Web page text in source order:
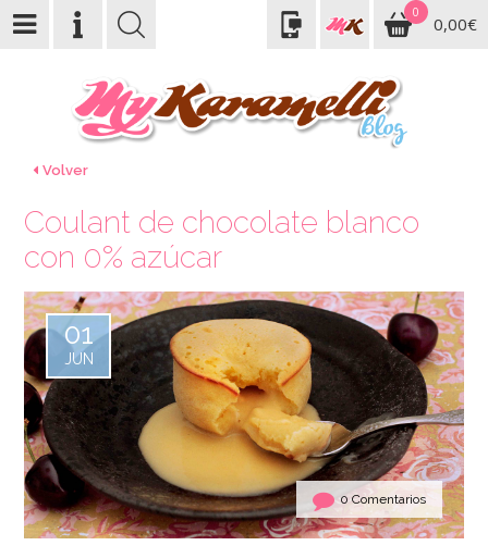
0
0,00€
Volver
Coulant de chocolate blanco
con 0% azúcar
01
JUN
0 Comentarios